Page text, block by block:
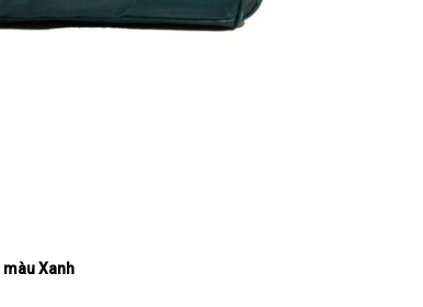
màu Xanh